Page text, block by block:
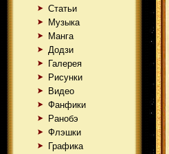
Статьи
Музыка
Манга
Додзи
Галерея
Рисунки
Видео
Фанфики
Ранобэ
Флэшки
Графика